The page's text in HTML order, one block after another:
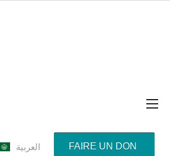
العربية FAIRE UN DON